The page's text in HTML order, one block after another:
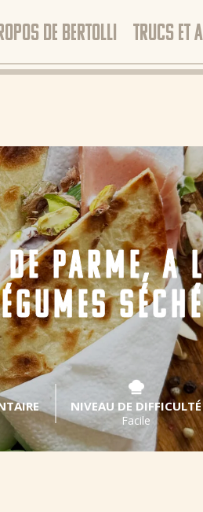
DE BERTOLLI TRUCS ET
PARME, À
NIVEAU DE DIFFICULTÉ
Facile